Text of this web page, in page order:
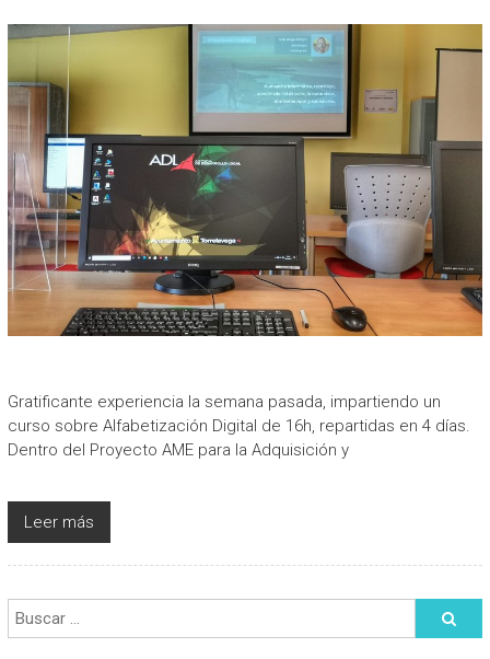
Gratificante experiencia la semana pasada, impartiendo un
curso sobre Alfabetización Digital de 16h, repartidas en 4 días.
Dentro del Proyecto AME para la Adquisición y
Leer más